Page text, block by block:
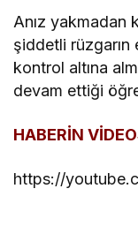
Anız yakmadan
şiddetli rüzgarın
kontrol altına
devam ettiği
HABERİN
https://